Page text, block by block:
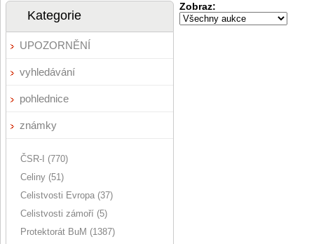
Kategorie
UPOZORNĚNÍ
vyhledávání
pohlednice
známky
ČSR-I (770)
Celiny (51)
Celistvosti Evropa (37)
Celistvosti zámoří (5)
Protektorát BuM (1387)
Zobraz: